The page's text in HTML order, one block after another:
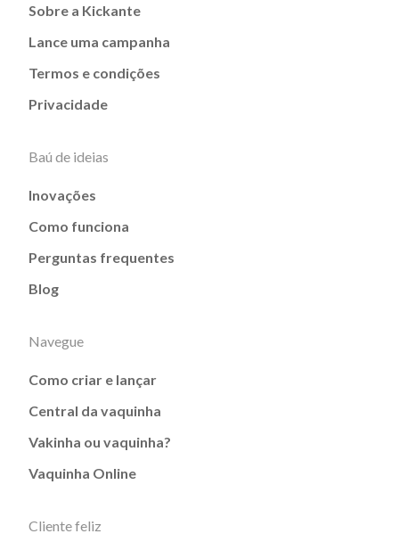
Sobre a Kickante
Lance uma campanha
Termos e condições
Privacidade
Baú de ideias
Inovações
Como funciona
Perguntas frequentes
Blog
Navegue
Como criar e lançar
Central da vaquinha
Vakinha ou vaquinha?
Vaquinha Online
Cliente feliz